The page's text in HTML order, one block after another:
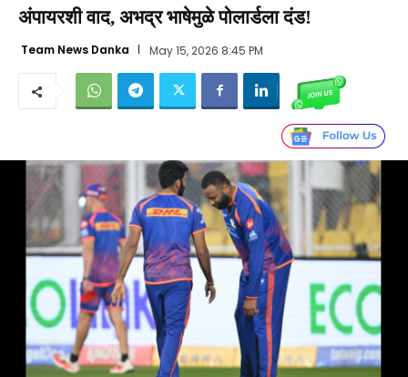
अंपायरशी वाद, अभद्र भाषेमुळे पोलार्डला दंड!
Team News Danka May 15, 2026 8:45 PM